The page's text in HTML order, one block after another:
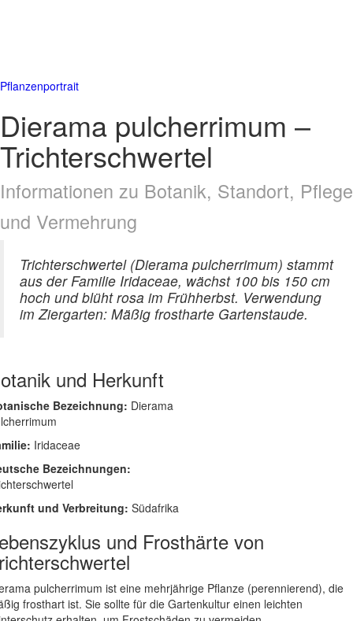
Pflanzenportrait
Dierama pulcherrimum –
Trichterschwertel
Informationen zu Botanik, Standort, Pflege
und Vermehrung
Trichterschwertel (Dierama pulcherrimum) stammt
aus der Familie Iridaceae, wächst 100 bis 150 cm
hoch und blüht rosa im Frühherbst. Verwendung
im Ziergarten: Mäßig frostharte Gartenstaude.
und Herkunft
Bezeichnung: Dierama
Iridaceae
Bezeichnungen:
und Verbreitung: Südafrika
und Frosthärte von
pulcherrimum ist eine mehrjährige Pflanze (perennierend), die
frosthart ist. Sie sollte für die Gartenkultur einen leichten